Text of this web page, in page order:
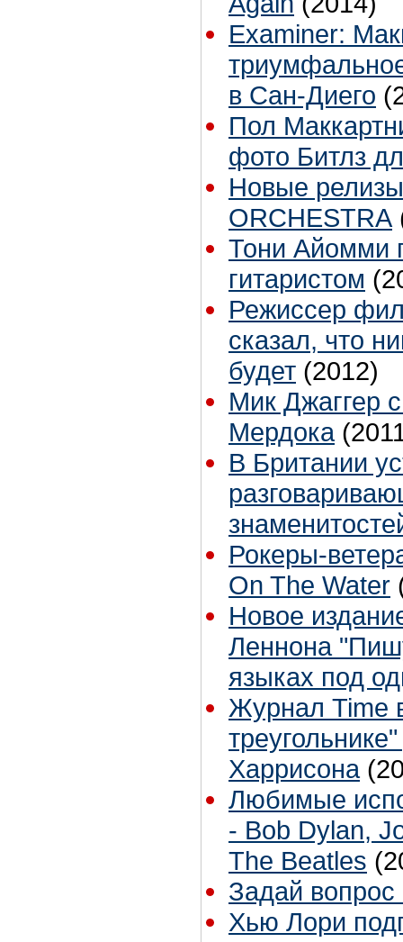
Examiner:
в Сан-Диего
Пол
фото Битлз
Новые
ORCHESTRA
Тони Айомми
гитаристом
Режиссер
сказал, что
будет (2012)
Мик Джаггер
Мердока
В Британии
Рокеры-
On The Water
Новое
Леннона
языках под
Журнал Time
Харрисона
Любимые
- Bob Dylan,
The Beatles
Задай
Хью Лори